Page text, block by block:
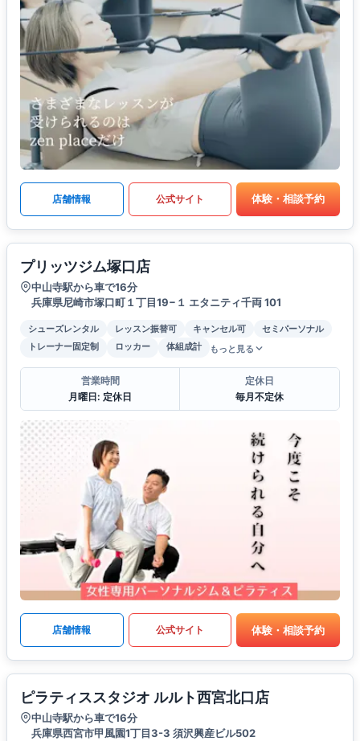
店舗情報 公式サイト 体験・相談予約
プリッツジム塚口店
中山寺駅から車で16分
兵庫県尼崎市塚口町１丁目19−１ エタニティ千両 101
シューズレンタル レッスン振替可 キャンセル可
セミパーソナル
トレーナー固定制
ロッカー 体組成計 もっと見る
営業時間
月曜日: 定休日
定休日
毎月不定休
店舗情報 公式サイト 体験・相談予約
ピラティススタジオ ルルト西宮北口店
中山寺駅から車で16分
兵庫県西宮市甲風園1丁目3-3 須沢興産ビル502